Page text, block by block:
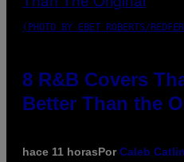
(PHOTO BY EBET ROBERTS/
8 R&B Covers
Better Than the
hace 11 horasPorCaleb Catlin